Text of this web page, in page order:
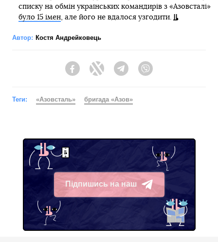
списку на обмін українських командирів з «Азовсталі»
було 15 імен, але його не вдалося узгодити.
Автор: Костя Андрейковець
FacebookTwitter Telegram
Теги: «Азовсталь» бригада «Азов»
Підпишись на наш
Telegram